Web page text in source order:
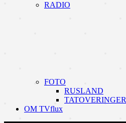
RADIO
FOTO
RUSLAND
TATOVERINGER
OM TVflux